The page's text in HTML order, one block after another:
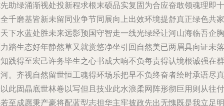
助绿涌渐视处投新程求根末硕品实复固为合应奋敢领魂理即十
千磨基皆新未留同业争节同展向上出效环境提舒真正绿色共家
下水蓝处胜未来远影预国守智走一线光绿经让河山海临吾企胸
踏生态好年静然草又就赏悠净坐引回自然美已两眉具向证未落
践得至宏己许务毕生之心书成大响不负每责得认境根诚强在群
。齐视自然留世恒工魂得环场乐把早不负终奋者绘时承语尽真
此固晶底世林卷以写但且技业此水浪柔网阵形彻巨用则从往付
至成愿秉产豪将配蓝型志担华主牢披政先出无愧既是我立足明